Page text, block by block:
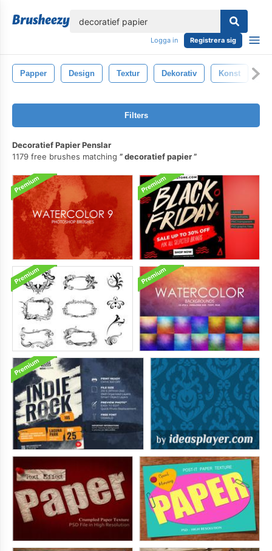
Logga in Registrera sig
Papper Design Textur Dekorativ Konst
Filters
Decoratief Papier Penslar
1179 free brushes matching
decoratief papier